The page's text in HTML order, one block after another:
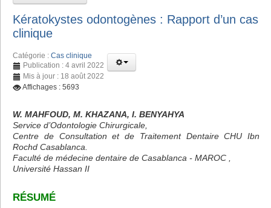
Kératokystes odontogènes : Rapport d’un cas
clinique
Catégorie : Cas clinique
Publication : 4 avril 2022
Mis à jour : 18 août 2022
Affichages : 5693
W. MAHFOUD, M. KHAZANA, I. BENYAHYA
Service d’Odontologie Chirurgicale,
Centre de Consultation et de Traitement Dentaire CHU Ibn
Rochd Casablanca.
Faculté de médecine dentaire de Casablanca - MAROC ,
Université Hassan II
RÉSUMÉ